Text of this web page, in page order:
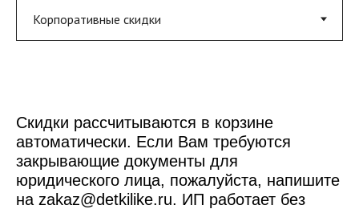
Скидки рассчитываются в корзине
автоматически. Если Вам требуются
закрывающие документы для
юридического лица, пожалуйста, напишите
на zakaz@detkilike.ru. ИП работает без